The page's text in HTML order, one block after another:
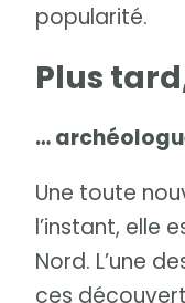
popularité.
Plus
…
Une toute
l’instant, elle
Nord. L’une
ces